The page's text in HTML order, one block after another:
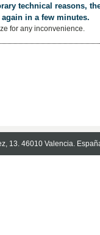
technical reasons,
again in a few minutes.
for any inconvenience.
13. 46010 Valencia.